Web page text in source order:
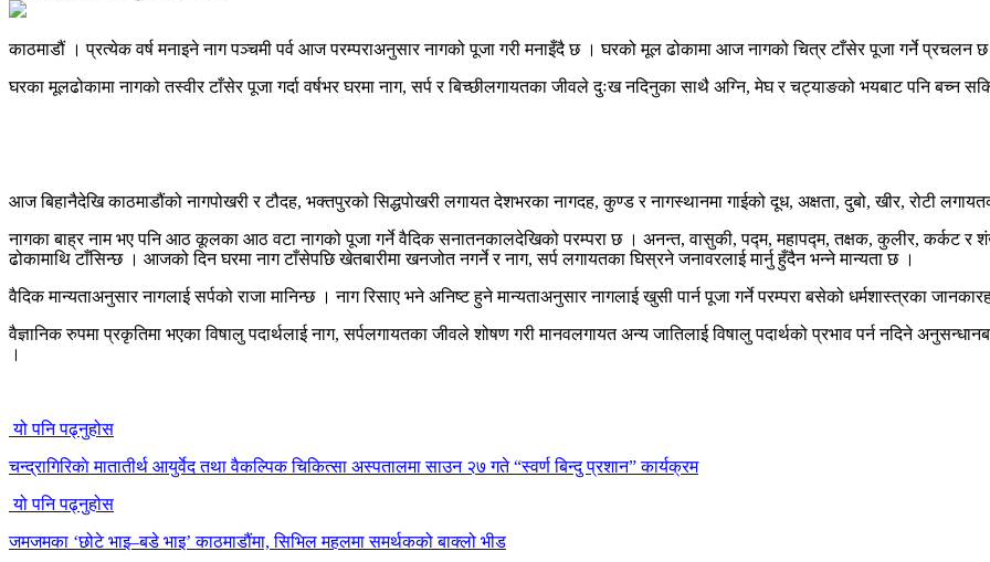
काठमाडौं । प्रत्येक वर्ष मनाइने नाग पञ्चमी पर्व आज परम्पराअनुसार नागको पूजा गरी मनाइँदै छ । घरको मूल ढोकामा आज नागको चित्र टाँसेर पूजा गर्ने प्रचलन
घरका मूलढोकामा नागको तस्वीर टाँसेर पूजा गर्दा वर्षभर घरमा नाग, सर्प र बिच्छीलगायतका जीवले दुःख नदिनुका साथै अग्नि, मेघ र चट्याङको भयबाट पनि बच्न
आज बिहानैदेखि काठमाडौंको नागपोखरी र टौदह, भक्तपुरको सिद्धपोखरी लगायत देशभरका नागदह, कुण्ड र नागस्थानमा गाईको दूध, अक्षता, दुबो, खीर, रोटी
नागका बाह्र नाम भए पनि आठ कूलका आठ वटा नागको पूजा गर्ने वैदिक सनातनकालदेखिको परम्परा छ । अनन्त, वासुकी, पद्म, महापद्म, तक्षक, कुलीर, कर्कट र
ढोकामाथि टाँसिन्छ । आजको दिन घरमा नाग टाँसेपछि खेतबारीमा खनजोत नगर्ने र नाग, सर्प लगायतका घिस्रने जनावरलाई मार्नु हुँदैन भन्ने मान्यता छ ।
वैदिक मान्यताअनुसार नागलाई सर्पको राजा मानिन्छ । नाग रिसाए भने अनिष्ट हुने मान्यताअनुसार नागलाई खुसी पार्न पूजा गर्ने परम्परा बसेको धर्मशास्त्रका
वैज्ञानिक रुपमा प्रकृतिमा भएका विषालु पदार्थलाई नाग, सर्पलगायतका जीवले शोषण गरी मानवलगायत अन्य जातिलाई विषालु पदार्थको प्रभाव पर्न नदिने
।
यो पनि पढ्नुहोस
चन्द्रागिरिकाे मातातीर्थ आयुर्वेद तथा वैकल्पिक चिकित्सा अस्पतालमा साउन २७ गते “स्वर्ण बिन्दु प्रशान” कार्यक्रम
यो पनि पढ्नुहोस
जमजमका ‘छोटे भाइ–बडे भाइ’ काठमाडौंमा, सिभिल महलमा समर्थकको बाक्लो भीड